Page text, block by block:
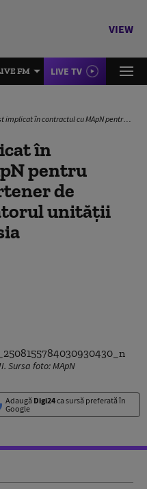
VIEW
FM LIVE TV
cu MApN pentru Cobra II a fost partener de afaceri cu finanțatorul unității de asasini din Rusia
în
pentru
de
unității
Sursa foto: MApN
Adaugă Digi24ca sursă preferată în
Google